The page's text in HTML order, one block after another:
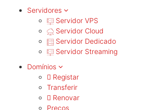
Servidores
Servidor VPS
Servidor Cloud
Servidor Dedicado
Servidor Streaming
Domínios
Registar
Transferir
Renovar
Preços